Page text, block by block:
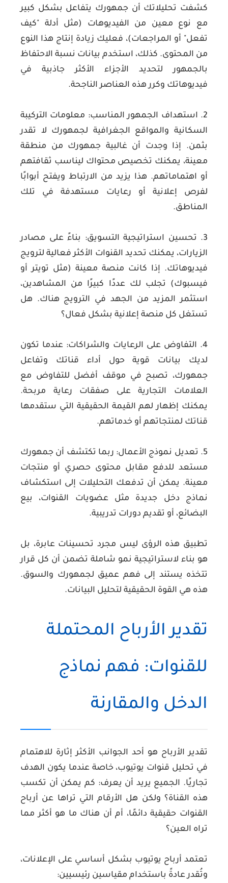
كشفت تحليلاتك أن جمهورك يتفاعل بشكل كبير
مع نوع معين من الفيديوهات (مثل أدلة "كيف
تفعل" أو المراجعات)، فعليك زيادة إنتاج هذا النوع
من المحتوى. كذلك، استخدم بيانات نسبة الاحتفاظ
بالجمهور لتحديد الأجزاء الأكثر جاذبية في
فيديوهاتك وكرر هذه العناصر الناجحة.
2. استهداف الجمهور المناسب:
معلومات التركيبة
السكانية والمواقع الجغرافية لجمهورك لا تقدر
بثمن. إذا وجدت أن غالبية جمهورك من منطقة
معينة، يمكنك تخصيص محتواك ليناسب ثقافتهم
أو اهتماماتهم. هذا يزيد من الارتباط ويفتح أبوابًا
لفرص إعلانية أو رعايات مستهدفة في تلك
المناطق.
3. تحسين استراتيجية التسويق:
بناءً على مصادر
الزيارات، يمكنك تحديد القنوات الأكثر فعالية لترويج
فيديوهاتك. إذا كانت منصة معينة (مثل تويتر أو
فيسبوك) تجلب لك عددًا كبيرًا من المشاهدين،
استثمر المزيد من الجهد في الترويج هناك. هل
تستغل كل منصة إعلانية بشكل فعال؟
4. التفاوض على الرعايات والشراكات:
عندما تكون
لديك بيانات قوية حول أداء قناتك وتفاعل
جمهورك، تصبح في موقف أفضل للتفاوض مع
العلامات التجارية على صفقات رعاية مربحة.
يمكنك إظهار لهم القيمة الحقيقية التي ستقدمها
قناتك لمنتجاتهم أو خدماتهم.
5. تعديل نموذج الأعمال:
ربما تكتشف أن جمهورك
مستعد للدفع مقابل محتوى حصري أو منتجات
معينة. يمكن أن تدفعك التحليلات إلى استكشاف
نماذج دخل جديدة مثل عضويات القنوات، بيع
البضائع، أو تقديم دورات تدريبية.
تطبيق هذه الرؤى ليس مجرد تحسينات عابرة، بل
هو بناء لاستراتيجية نمو شاملة تضمن أن كل قرار
تتخذه يستند إلى فهم عميق لجمهورك والسوق.
هذه هي القوة الحقيقية لتحليل البيانات.
تقدير الأرباح المحتملة
للقنوات: فهم نماذج
الدخل والمقارنة
تقدير الأرباح هو أحد الجوانب الأكثر إثارة للاهتمام
في تحليل قنوات يوتيوب، خاصة عندما يكون الهدف
تجاريًا. الجميع يريد أن يعرف: كم يمكن أن تكسب
هذه القناة؟ ولكن هل الأرقام التي تراها عن أرباح
القنوات حقيقية دائمًا، أم أن هناك ما هو أكثر مما
تراه العين؟
تعتمد أرباح يوتيوب بشكل أساسي على الإعلانات،
وتُقدر عادةً باستخدام مقياسين رئيسيين: